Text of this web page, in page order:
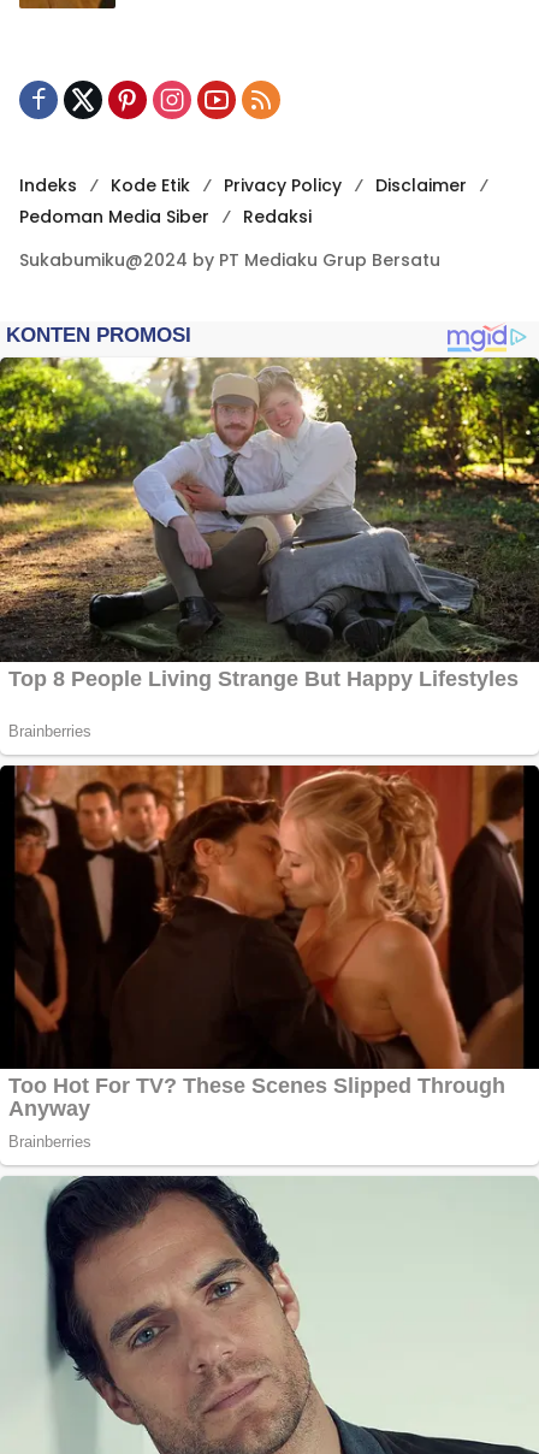
Indeks Kode Etik Privacy Policy
Disclaimer
Pedoman Media Siber
Redaksi
Sukabumiku@2024 by PT Mediaku Grup Bersatu